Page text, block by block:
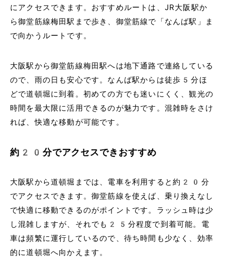
にアクセスできます。おすすめルートは、JR大阪駅か
ら御堂筋線梅田駅まで歩き、御堂筋線で「なんば駅」ま
で向かうルートです。
大阪駅から御堂筋線梅田駅へは地下通路で連絡している
ので、雨の日も安心です。なんば駅からは徒歩5分ほ
どで道頓堀に到着。初めての方でも迷いにくく、観光の
時間を最大限に活用できるのが魅力です。混雑時をさけ
れば、快適な移動が可能です。
約20分でアクセスできおすすめ
大阪駅から道頓堀までは、電車を利用すると約20分
でアクセスできます。御堂筋線を使えば、乗り換えなし
で快適に移動できるのがポイントです。ラッシュ時は少
し混雑しますが、それでも25分程度で到着可能。電
車は頻繁に運行しているので、待ち時間も少なく、効率
的に道頓堀へ向かえます。